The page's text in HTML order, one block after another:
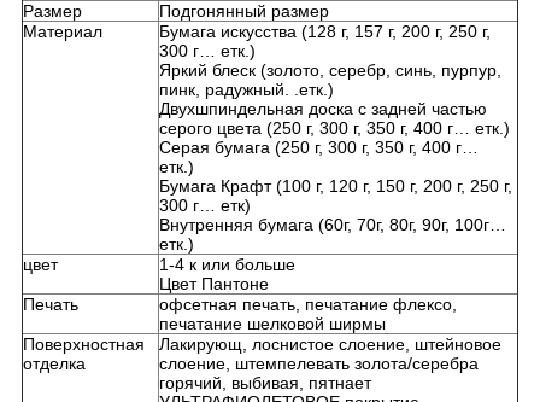
Размер
Подгонянный размер
Материал
Бумага искусства (128 г, 157 г, 200 г, 250 г,
300 г… етк.)
Яркий блеск (золото, серебр, синь, пурпур,
пинк, радужный. .етк.)
Двухшпиндельная доска с задней частью
серого цвета (250 г, 300 г, 350 г, 400 г… етк.)
Серая бумага (250 г, 300 г, 350 г, 400 г…
етк.)
Бумага Крафт (100 г, 120 г, 150 г, 200 г, 250 г,
300 г… етк)
Внутренняя бумага (60г, 70г, 80г, 90г, 100г…
етк.)
цвет
1-4 к или больше
Цвет Пантоне
Печать
офсетная печать, печатание флексо,
печатание шелковой ширмы
Поверхностная
отделка
Лакирующ, лоснистое слоение, штейновое
слоение, штемпелевать золота/серебра
горячий, выбивая, пятнает